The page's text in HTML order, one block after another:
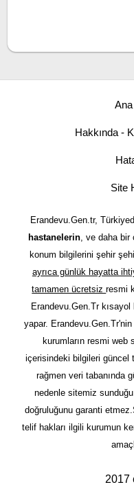
Hakkında -
Site
Erandevu.Gen.tr,
hastanelerin, ve daha bir
konum bilgilerini şehir
ayrıca günlük hayatta
tamamen ücretsizresmi
Erandevu.Gen.Tr
yapar.
kurumların resmi web
içerisindeki bilgileri güncel
rağmen veri tabanında
nedenle sitemiz
doğruluğunu garanti
telif hakları ilgili kurumun
2017